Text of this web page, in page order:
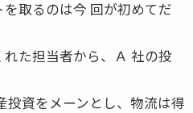
取るのは今 回が初めてだ
た担当者から、Ａ 社の投
投資をメーンとし、物流は得